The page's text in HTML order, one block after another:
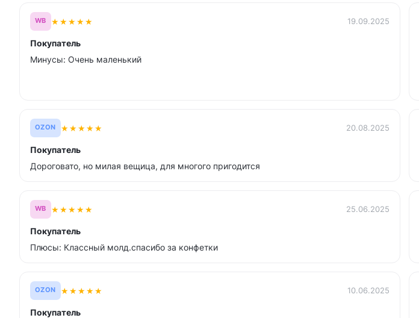
WB ★★★★★ 19.09.2025
Покупатель
Минусы: Очень маленький
OZON ★★★★★ 20.08.2025
Покупатель
Дороговато, но милая вещица, для многого пригодится
WB ★★★★★ 25.06.2025
Покупатель
Плюсы: Классный молд.спасибо за конфетки
OZON ★★★★★ 10.06.2025
Покупатель